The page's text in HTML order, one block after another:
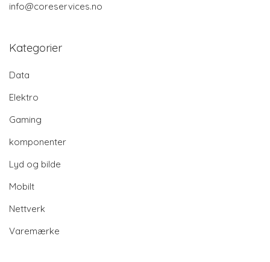
info@coreservices.no
Kategorier
Data
Elektro
Gaming
komponenter
Lyd og bilde
Mobilt
Nettverk
Varemærke